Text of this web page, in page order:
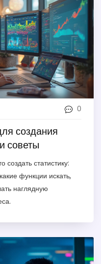
0
создания
советы
создать статистику:
функции искать,
наглядную